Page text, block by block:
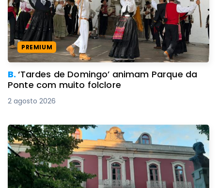
PREMIUM
B.‘Tardes de Domingo’ animam Parque da
Ponte com muito folclore
2 agosto 2026